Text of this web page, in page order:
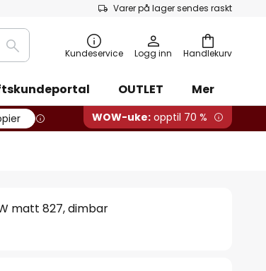
Varer på lager sendes raskt
Handlekurv
Søk Kundeservice Logg inn
OUTLET
Mer
WOW-uke: opptil 70 %
matt 827, dimbar